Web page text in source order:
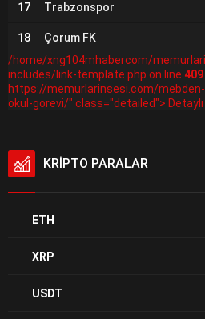
17 Trabzonspor
18 Çorum FK
/home/xng104mhabercom/
includes/link-template.php on line 409
https://memurlarinsesi.com/
okul-gorevi/" class="detailed">
KRİPTO PARALAR
ETH
XRP
USDT